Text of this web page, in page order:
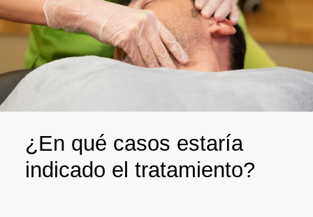
¿En qué casos estaría
indicado el tratamiento?